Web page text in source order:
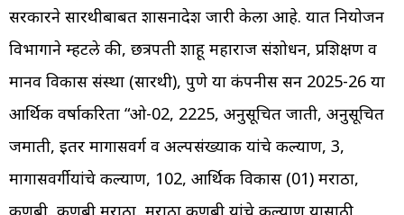
सरकारने सारथीबाबत शासनादेश जारी केला आहे. यात नियोजन
विभागाने म्हटले की, छत्रपती शाहू महाराज संशोधन, प्रशिक्षण व
मानव विकास संस्था (सारथी), पुणे या कंपनीस सन 2025-26 या
आर्थिक वर्षाकरिता “ओ-02, 2225, अनुसूचित जाती, अनुसूचित
जमाती, इतर मागासवर्ग व अल्पसंख्याक यांचे कल्याण, 3,
मागासवर्गीयांचे कल्याण, 102, आर्थिक विकास (01) मराठा,
कुणबी, कुणबी मराठा, मराठा कुणबी यांचे कल्याण यासाठी